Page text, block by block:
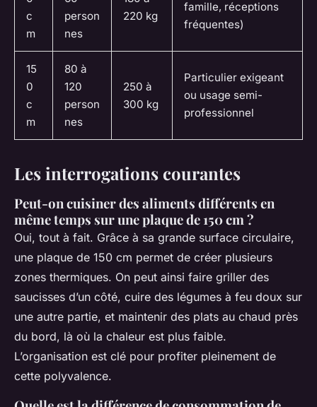
c
m
person
nes
220 kg
famille, réceptions
fréquentes)
15
0
c
m
80 à
120
person
nes
250 à
300 kg
Particulier exigeant
ou usage semi-
professionnel
Les interrogations courantes
Peut-on cuisiner des aliments différents en
même temps sur une plaque de 150 cm ?
Oui, tout à fait. Grâce à sa grande surface circulaire,
une plaque de 150 cm permet de créer plusieurs
zones thermiques. On peut ainsi faire griller des
saucisses d’un côté, cuire des légumes à feu doux sur
une autre partie, et maintenir des plats au chaud près
du bord, là où la chaleur est plus faible.
L’organisation est clé pour profiter pleinement de
cette polyvalence.